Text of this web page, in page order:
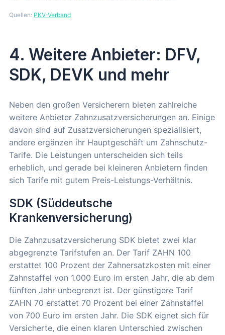
Quellen: PKV-Verband
4. Weitere Anbieter: DFV,
SDK, DEVK und mehr
Neben den großen Versicherern bieten zahlreiche
weitere Anbieter Zahnzusatzversicherungen an. Einige
davon sind auf Zusatzversicherungen spezialisiert,
andere ergänzen ihr Hauptgeschäft um Zahnschutz-
Tarife. Die Leistungen unterscheiden sich teils
erheblich, und gerade bei kleineren Anbietern finden
sich Tarife mit gutem Preis-Leistungs-Verhältnis.
SDK (Süddeutsche
Krankenversicherung)
Die Zahnzusatzversicherung SDK bietet zwei klar
abgegrenzte Tarifstufen an. Der Tarif ZAHN 100
erstattet 100 Prozent der Zahnersatzkosten mit einer
Zahnstaffel von 1.000 Euro im ersten Jahr, die ab dem
fünften Jahr unbegrenzt ist. Der günstigere Tarif
ZAHN 70 erstattet 70 Prozent bei einer Zahnstaffel
von 700 Euro im ersten Jahr. Die SDK eignet sich für
Versicherte, die einen klaren Unterschied zwischen